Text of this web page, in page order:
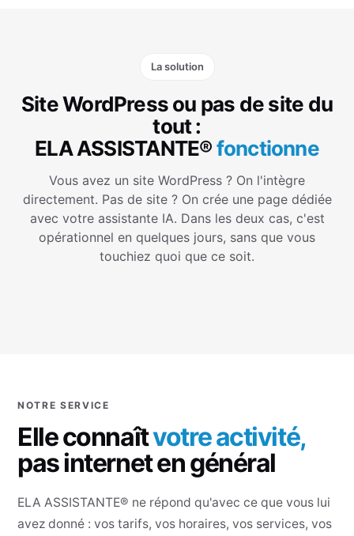
La solution
Site WordPress ou pas de site du
tout :
ELA ASSISTANTE®fonctionne
Vous avez un site WordPress ? On l'intègre
directement. Pas de site ? On crée une page dédiée
avec votre assistante IA. Dans les deux cas, c'est
opérationnel en quelques jours, sans que vous
touchiez quoi que ce soit.
NOTRE SERVICE
Elle connaîtvotre activité,
pas internet en général
ELA ASSISTANTE® ne répond qu'avec ce que vous lui
avez donné : vos tarifs, vos horaires, vos services, vos